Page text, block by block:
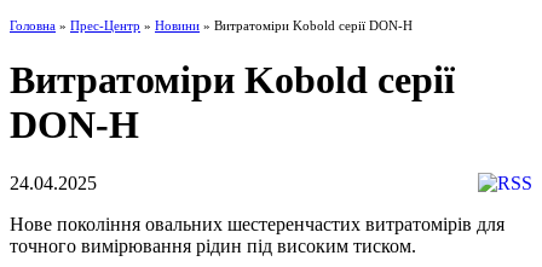
Головна » Прес-Центр » Новини » Витратоміри Kobold серії DON-H
Витратоміри Kobold серії
DON-H
24.04.2025
Нове покоління овальних шестеренчастих витратомірів для
точного вимірювання рідин під високим тиском.